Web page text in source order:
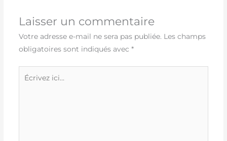
Laisser un commentaire
Votre adresse e-mail ne sera pas publiée. Les champs
obligatoires sont indiqués avec *